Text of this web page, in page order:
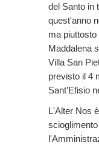
del Santo in
quest'anno
ma
Maddalena
Villa San
previsto il 4
Sant’Efisio
L'Alter Nos